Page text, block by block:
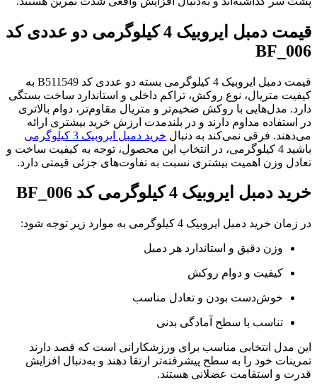
قیمت دمبل ایروبیک 4 کیلوگرمی دو عددی کد
BF_006
قیمت دمبل ایروبیک 4 کیلوگرمی بسته دو عددی کد B511549 به
کیفیت متریال، نوع روکش، تراکم داخلی و استاندارد ساخت بستگی
دارد. مدل‌هایی با روکش ضخیم‌تر و متریال مقاوم‌تر، دوام بالاتری
در استفاده مداوم دارند و در بلندمدت ارزش خرید بیشتری ارائه
می‌دهند. فرقی نمی‌کند به دنبال خرید دمبل ایروبیک 3 کیلوگرمی
باشید 4 کیلوگرمی، در انتخاب این محصول، توجه به کیفیت ساخت و
تعادل وزن اهمیت بیشتری نسبت به تفاوت‌های جزئی قیمتی دارد.
خرید دمبل ایروبیک 4 کیلوگرمی کد BF_006
در زمان خرید دمبل ایروبیک 4 کیلوگرمی به موارد زیر توجه شود:
وزن دقیق و استاندارد هر دمبل
کیفیت و دوام روکش
خوش‌دست بودن و تعادل مناسب
تناسب با سطح آمادگی بدنی
این مدل انتخابی مناسب برای ورزشکارانی است که قصد دارند
تمرینات خود را به سطح پیشرفته‌تر ارتقا دهند و به‌دنبال افزایش
قدرت و استقامت عضلانی هستند.